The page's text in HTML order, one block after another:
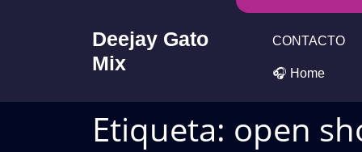
Deejay Gato
Mix
CONTACTO
🎧 Home
Etiqueta: open